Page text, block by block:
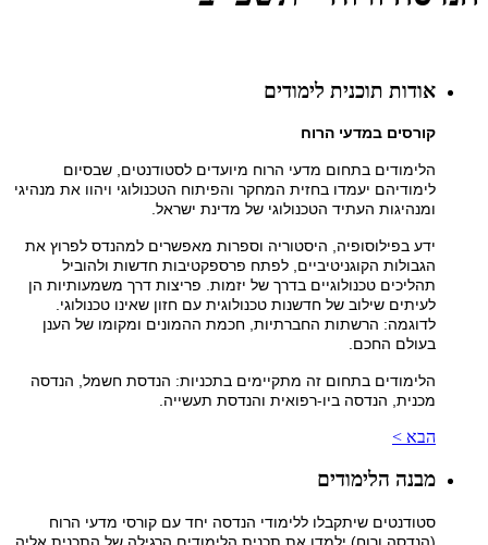
אודות תוכנית לימודים
קורסים במדעי הרוח
הלימודים בתחום מדעי הרוח מיועדים לסטודנטים, שבסיום
לימודיהם יעמדו בחזית המחקר והפיתוח הטכנולוגי ויהוו את מנהיגי
ומנהיגות העתיד הטכנולוגי של מדינת ישראל.
ידע בפילוסופיה, היסטוריה וספרות מאפשרים למהנדס לפרוץ את
הגבולות הקוגניטיביים, לפתח פרספקטיבות חדשות ולהוביל
תהליכים טכנולוגיים בדרך של יזמות. פריצות דרך משמעותיות הן
לעיתים שילוב של חדשנות טכנולוגית עם חזון שאינו טכנולוגי.
לדוגמה: הרשתות החברתיות, חכמת ההמונים ומקומו של הענן
בעולם החכם.
הלימודים בתחום זה מתקיימים בתכניות: הנדסת חשמל, הנדסה
מכנית, הנדסה ביו-רפואית והנדסת תעשייה.
הבא >
מבנה הלימודים
סטודנטים שיתקבלו ללימודי הנדסה יחד עם קורסי מדעי הרוח
(הנדסה ורוח) ילמדו את תכנית הלימודים הרגילה של התכנית אליה